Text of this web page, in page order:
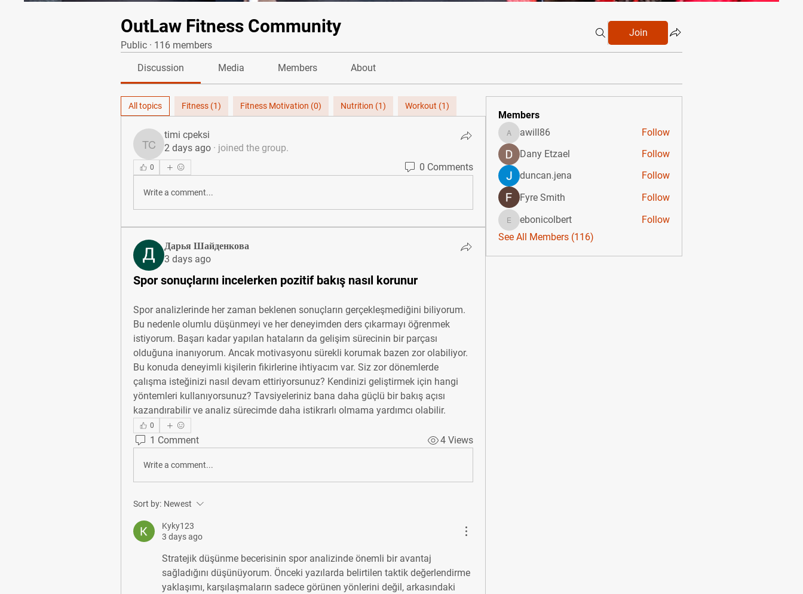
OutLaw Fitness Community
Public · 116 members
Join
Discussion Media Members About
All topics Fitness (1) Fitness Motivation (0) Nutrition (1) Workout (1)
timi cpeksi
timi cpeksi
2 days ago · joined the group.
0 0 Comments
Write a comment...
Дарья Шайденкова
3 days ago
Spor sonuçlarını incelerken pozitif bakış nasıl korunur
Spor analizlerinde her zaman beklenen sonuçların gerçekleşmediğini biliyorum.
Bu nedenle olumlu düşünmeyi ve her deneyimden ders çıkarmayı öğrenmek
istiyorum. Başarı kadar yapılan hataların da gelişim sürecinin bir parçası
olduğuna inanıyorum. Ancak motivasyonu sürekli korumak bazen zor olabiliyor.
Bu konuda deneyimli kişilerin fikirlerine ihtiyacım var. Siz zor dönemlerde
çalışma isteğinizi nasıl devam ettiriyorsunuz? Kendinizi geliştirmek için hangi
yöntemleri kullanıyorsunuz? Tavsiyeleriniz bana daha güçlü bir bakış açısı
kazandırabilir ve analiz sürecimde daha istikrarlı olmama yardımcı olabilir.
0
1 Comment 4 Views
Write a comment...
Sort by: Newest
Kyky123
3 days ago
Stratejik düşünme becerisinin spor analizinde önemli bir avantaj
sağladığını düşünüyorum. Önceki yazılarda belirtilen taktik değerlendirme
yaklaşımı, karşılaşmaların sadece görünen yönlerini değil, arkasındaki
Members
awill86
awill86
Follow
Dany Etzael
Follow
duncan.jena
Follow
Fyre Smith
Follow
ebonicolbert
ebonicolbert
Follow
See All Members (116)